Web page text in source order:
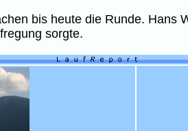
bis heute die Runde. Hans
sorgte.